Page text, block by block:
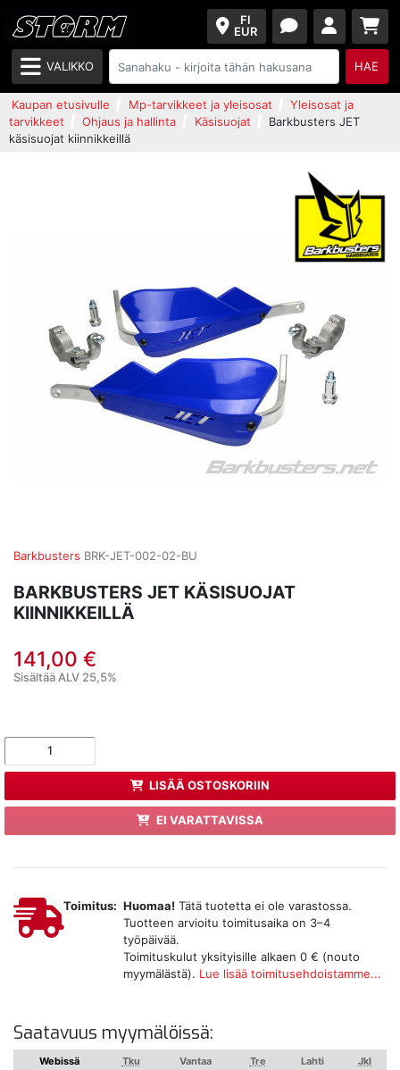
FI
EUR
VALIKKO HAE
Kaupan etusivulle Mp-tarvikkeet ja yleisosat
Yleisosat ja
tarvikkeet
Ohjaus ja hallinta Käsisuojat
Barkbusters JET
käsisuojat kiinnikkeillä
Barkbusters BRK-JET-002-02-BU
BARKBUSTERS JET KÄSISUOJAT
KIINNIKKEILLÄ
141,00 €
Sisältää ALV 25,5%
LISÄÄ OSTOSKORIIN
EI VARATTAVISSA
Toimitus: Huomaa! Tätä tuotetta ei ole varastossa.
Tuotteen arvioitu toimitusaika on 3–4
työpäivää.
Toimituskulut yksityisille alkaen 0 € (nouto
myymälästä). Lue lisää toimitusehdoistamme...
Saatavuus myymälöissä:
Webissä Tku Vantaa Tre Lahti Jkl